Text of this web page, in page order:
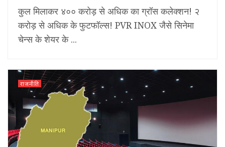
कुल मिलाकर ४०० करोड़ से अधिक का ग्रॉस कलेक्शन! २
करोड़ से अधिक के फुटफॉल्स! PVR INOX जैसे सिनेमा
चेन्स के शेयर के ...
राजनीति